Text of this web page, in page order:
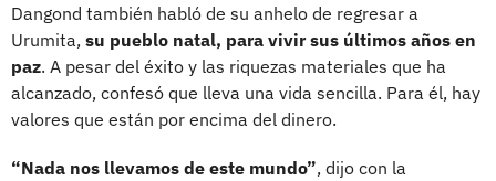
Dangond también habló de su anhelo de regresar a
Urumita, su pueblo natal, para vivir sus últimos años en
paz. A pesar del éxito y las riquezas materiales que ha
alcanzado, confesó que lleva una vida sencilla. Para él, hay
valores que están por encima del dinero.
“Nada nos llevamos de este mundo”, dijo con la